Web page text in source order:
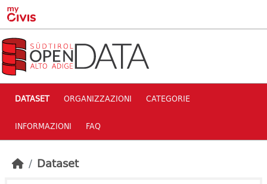
Skip to main content
DATASET ORGANIZZAZIONI CATEGORIE
INFORMAZIONI FAQ
Dataset